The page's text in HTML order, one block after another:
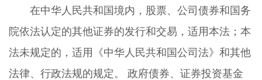
在中华人民共和国境内，股票、公司债券和国务
院依法认定的其他证券的发行和交易，适用本法；本
法未规定的，适用《中华人民共和国公司法》和其他
法律、行政法规的规定。 政府债券、证券投资基金